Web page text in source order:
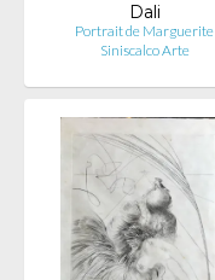
Dali
Portrait de Marguerite
Siniscalco Arte